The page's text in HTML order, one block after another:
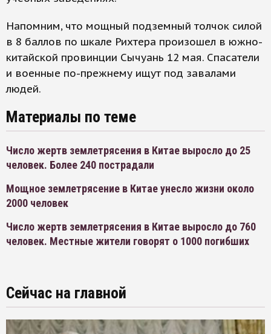
Напомним, что мощный подземный толчок силой
в 8 баллов по шкале Рихтера произошел в южно-
китайской провинции Сычуань 12 мая. Спасатели
и военные по-прежнему ищут под завалами
людей.
Материалы по теме
Число жертв землетрясения в Китае выросло до 25
человек. Более 240 пострадали
Мощное землетрясение в Китае унесло жизни около
2000 человек
Число жертв землетрясения в Китае выросло до 760
человек. Местные жители говорят о 1000 погибших
Сейчас на главной